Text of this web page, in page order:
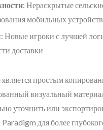
: Нераскрытые
мобильных устройств
: Новые игроки с лучшей
доставки
является простым
визуальный
уточнить или
для более